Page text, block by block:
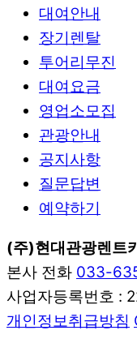
대여안내
장기렌탈
투어리무진
대여요금
영업소모집
관광안내
공지사항
질문답변
예약하기
(주)현대관광렌트
본사 전화 033-
사업자등록번호 :
개인정보취급방침